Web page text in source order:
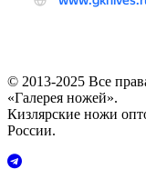
© 2013-2025 Все
«Галерея ножей».
Кизлярские ножи
России.